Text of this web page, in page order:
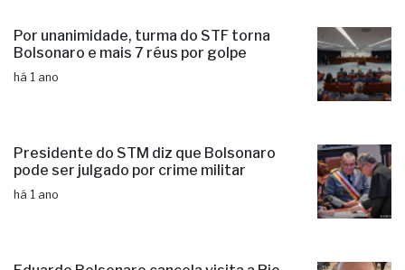
Por unanimidade, turma do STF torna
Bolsonaro e mais 7 réus por golpe
há 1 ano
Presidente do STM diz que Bolsonaro
pode ser julgado por crime militar
há 1 ano